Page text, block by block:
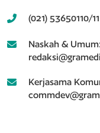
(021) 53650110/11
Naskah & Umum:
Kerjasama